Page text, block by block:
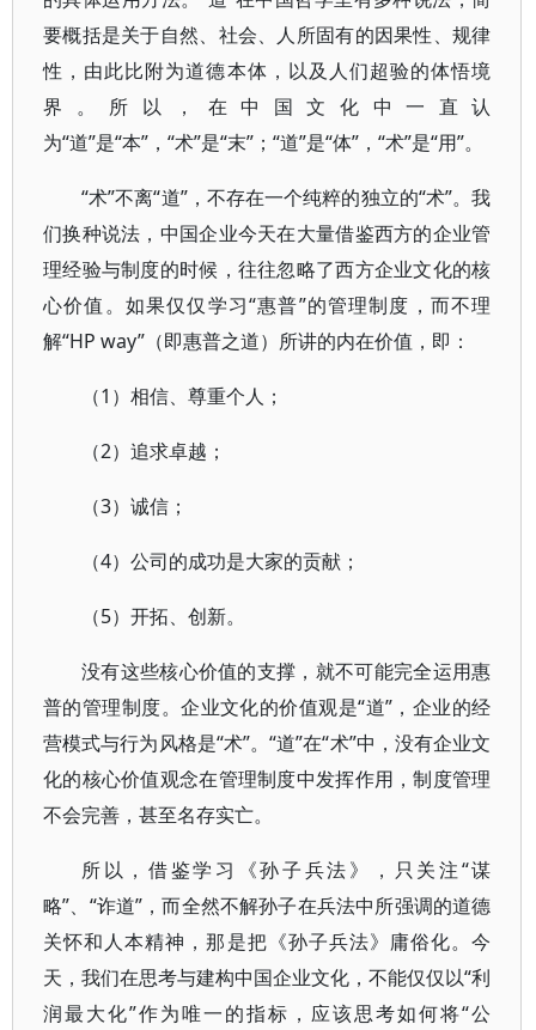
要概括是关于自然、社会、人所固有的因果性、规律
性，由此比附为道德本体，以及人们超验的体悟境
界。所以，在中国文化中一直认
为“道”是“本”，“术”是“末”；“道”是“体”，“术”是“用”。
“术”不离“道”，不存在一个纯粹的独立的“术”。我
们换种说法，中国企业今天在大量借鉴西方的企业管
理经验与制度的时候，往往忽略了西方企业文化的核
心价值。如果仅仅学习“惠普”的管理制度，而不理
解“HP way”（即惠普之道）所讲的内在价值，即：
（1）相信、尊重个人；
（2）追求卓越；
（3）诚信；
（4）公司的成功是大家的贡献；
（5）开拓、创新。
没有这些核心价值的支撑，就不可能完全运用惠
普的管理制度。企业文化的价值观是“道”，企业的经
营模式与行为风格是“术”。“道”在“术”中，没有企业文
化的核心价值观念在管理制度中发挥作用，制度管理
不会完善，甚至名存实亡。
所以，借鉴学习《孙子兵法》，只关注“谋
略”、“诈道”，而全然不解孙子在兵法中所强调的道德
关怀和人本精神，那是把《孙子兵法》庸俗化。今
天，我们在思考与建构中国企业文化，不能仅仅以“利
润最大化”作为唯一的指标，应该思考如何将“公